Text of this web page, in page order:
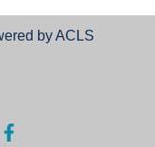
by ACLS